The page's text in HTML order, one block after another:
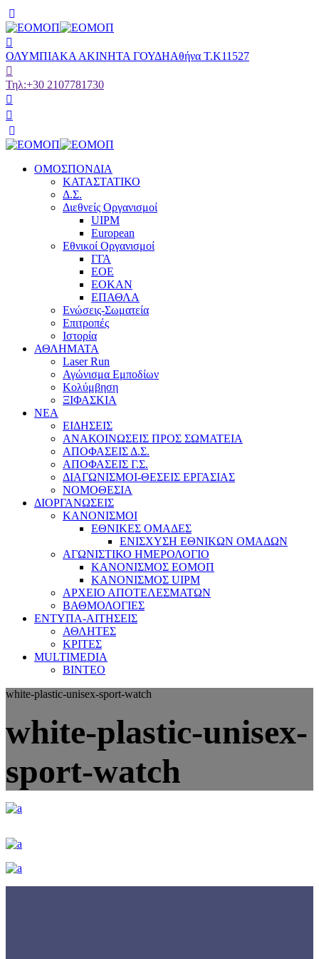
ΟΛΥΜΠΙΑΚΑ ΑΚΙΝΗΤΑ ΓΟΥΔΗΑθήνα Τ.Κ11527
Τηλ:+30 2107781730
ΟΜΟΣΠΟΝΔΙΑ
ΚΑΤΑΣΤΑΤΙΚΟ
Δ.Σ.
Διεθνείς Οργανισμοί
UIPM
European
Εθνικοί Οργανισμοί
ΓΓΑ
ΕΟΕ
ΕΟΚΑΝ
ΕΠΑΘΛΑ
Ενώσεις-Σωματεία
Επιτροπές
Ιστορία
ΑΘΛΗΜΑΤΑ
Laser Run
Αγώνισμα Εμποδίων
Κολύμβηση
ΞΙΦΑΣΚΙΑ
NEA
ΕΙΔΗΣΕΙΣ
ΑΝΑΚΟΙΝΩΣΕΙΣ ΠΡΟΣ ΣΩΜΑΤΕΙΑ
ΑΠΟΦΑΣΕΙΣ Δ.Σ.
ΑΠΟΦΑΣΕΙΣ Γ.Σ.
ΔΙΑΓΩΝΙΣΜΟΙ-ΘΕΣΕΙΣ ΕΡΓΑΣΙΑΣ
ΝΟΜΟΘΕΣΙΑ
ΔΙΟΡΓΑΝΩΣΕΙΣ
ΚΑΝΟΝΙΣΜΟΙ
ΕΘΝΙΚΕΣ ΟΜΑΔΕΣ
ΕΝΙΣΧΥΣΗ ΕΘΝΙΚΩΝ ΟΜΑΔΩΝ
ΑΓΩΝΙΣΤΙΚΟ ΗΜΕΡΟΛΟΓΙΟ
ΚΑΝΟΝΙΣΜΟΣ ΕΟΜΟΠ
ΚΑΝΟΝΙΣΜΟΣ UIPM
ΑΡΧΕΙΟ ΑΠΟΤΕΛΕΣΜΑΤΩΝ
ΒΑΘΜΟΛΟΓΙΕΣ
ΕΝΤΥΠΑ-ΑΙΤΗΣΕΙΣ
ΑΘΛΗΤΕΣ
ΚΡΙΤΕΣ
MULTIMEDIA
ΒΙΝΤΕΟ
white-plastic-unisex-sport-watch
white-plastic-unisex-
sport-watch